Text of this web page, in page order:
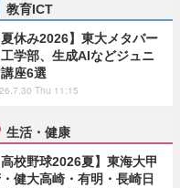
教育ICT
夏休み2026】東大メタバー
工学部、生成AIなどジュニ
座6選
Thu 11:15
生活・健康
高校野球2026夏】東海大甲
健大高崎・有明・長崎日